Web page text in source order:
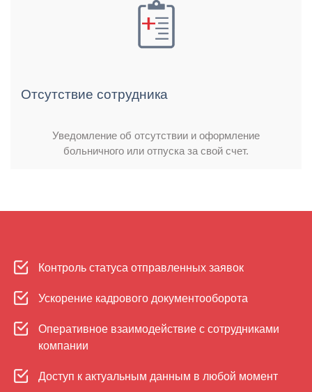
Отсутствие сотрудника
Уведомление об отсутствии и оформление
больничного или отпуска за свой счет.
Контроль статуса отправленных заявок
Ускорение кадрового документооборота
Оперативное взаимодействие с сотрудниками
компании
Доступ к актуальным данным в любой момент